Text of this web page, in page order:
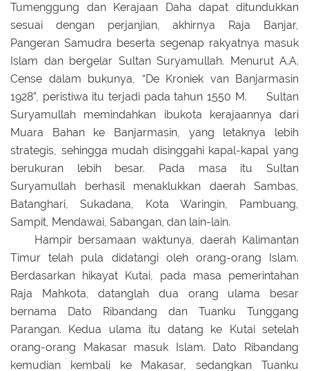
Tumenggung dan Kerajaan Daha dapat ditundukkan
sesuai dengan perjanjian, akhirnya Raja Banjar,
Pangeran Samudra beserta segenap rakyatnya masuk
Islam dan bergelar Sultan Suryamullah. Menurut A.A.
Cense dalam bukunya, “De Kroniek van Banjarmasin
1928”, peristiwa itu terjadi pada tahun 1550 M.
Sultan
Suryamullah memindahkan ibukota kerajaannya dari
Muara Bahan ke Banjarmasin, yang letaknya lebih
strategis, sehingga mudah disinggahi kapal-kapal yang
berukuran lebih besar. Pada masa itu Sultan
Suryamullah berhasil menaklukkan daerah Sambas,
Batanghari, Sukadana, Kota Waringin, Pambuang,
Sampit, Mendawai, Sabangan, dan lain-lain.
Hampir bersamaan waktunya, daerah Kalimantan
Timur telah pula didatangi oleh orang-orang Islam.
Berdasarkan hikayat Kutai, pada masa pemerintahan
Raja Mahkota, datanglah dua orang ulama besar
bernama Dato Ribandang dan Tuanku Tunggang
Parangan. Kedua ulama itu datang ke Kutai setelah
orang-orang Makasar masuk Islam. Dato Ribandang
kemudian kembali ke Makasar, sedangkan Tuanku